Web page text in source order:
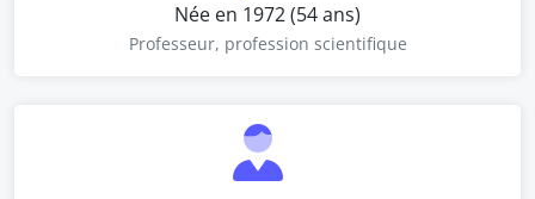
Née en 1972 (54 ans)
Professeur, profession scientifique